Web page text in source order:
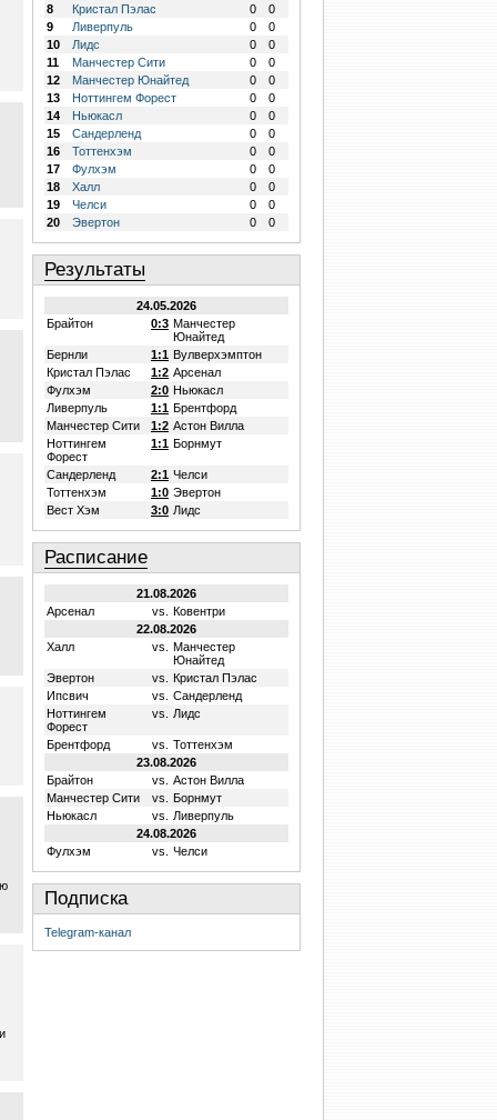
8
Кристал Пэлас 0
0
9
Ливерпуль 0
0
10
Лидс 0
0
11
Манчестер Сити 0
0
12
Манчестер Юнайтед 0
0
13
Ноттингем Форест 0
0
14
Ньюкасл 0
0
15
Сандерленд 0
0
16
Тоттенхэм 0
0
17
Фулхэм 0
0
18
Халл 0
0
19
Челси 0
0
20
Эвертон 0 0
Результаты
24.05.2026
Брайтон
0:3 Манчестер
Юнайтед
Бернли
1:1 Вулверхэмптон
Кристал Пэлас
1:2 Арсенал
Фулхэм
2:0 Ньюкасл
Ливерпуль
1:1 Брентфорд
Манчестер Сити
1:2 Астон Вилла
Ноттингем
Форест
1:1 Борнмут
Сандерленд 2:1 Челси
Тоттенхэм
1:0 Эвертон
Вест Хэм
3:0 Лидс
Расписание
21.08.2026
Арсенал
vs.
Ковентри
22.08.2026
Халл
vs.
Манчестер
Юнайтед
Эвертон
vs.
Кристал Пэлас
Ипсвич
vs.
Сандерленд
Ноттингем
Форест
vs. Лидс
Брентфорд vs.
Тоттенхэм
23.08.2026
Брайтон
vs.
Астон Вилла
Манчестер Сити
vs.
Борнмут
Ньюкасл
vs.
Ливерпуль
24.08.2026
Фулхэм
vs. Челси
Подписка
Telegram-канал